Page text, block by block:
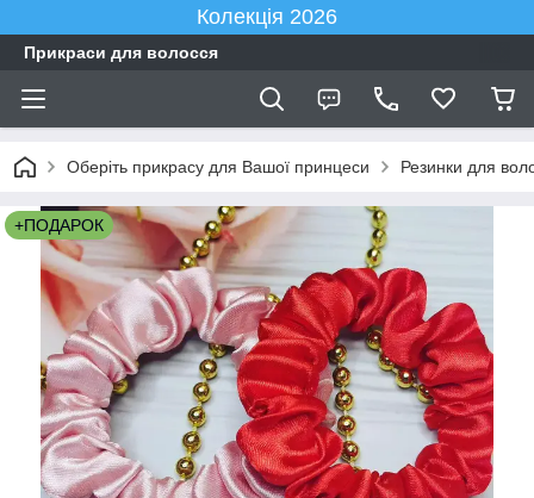
Колекція 2026
Прикраси для волосся
Оберіть прикрасу для Вашої принцеси Резинки для
+ПОДАРОК